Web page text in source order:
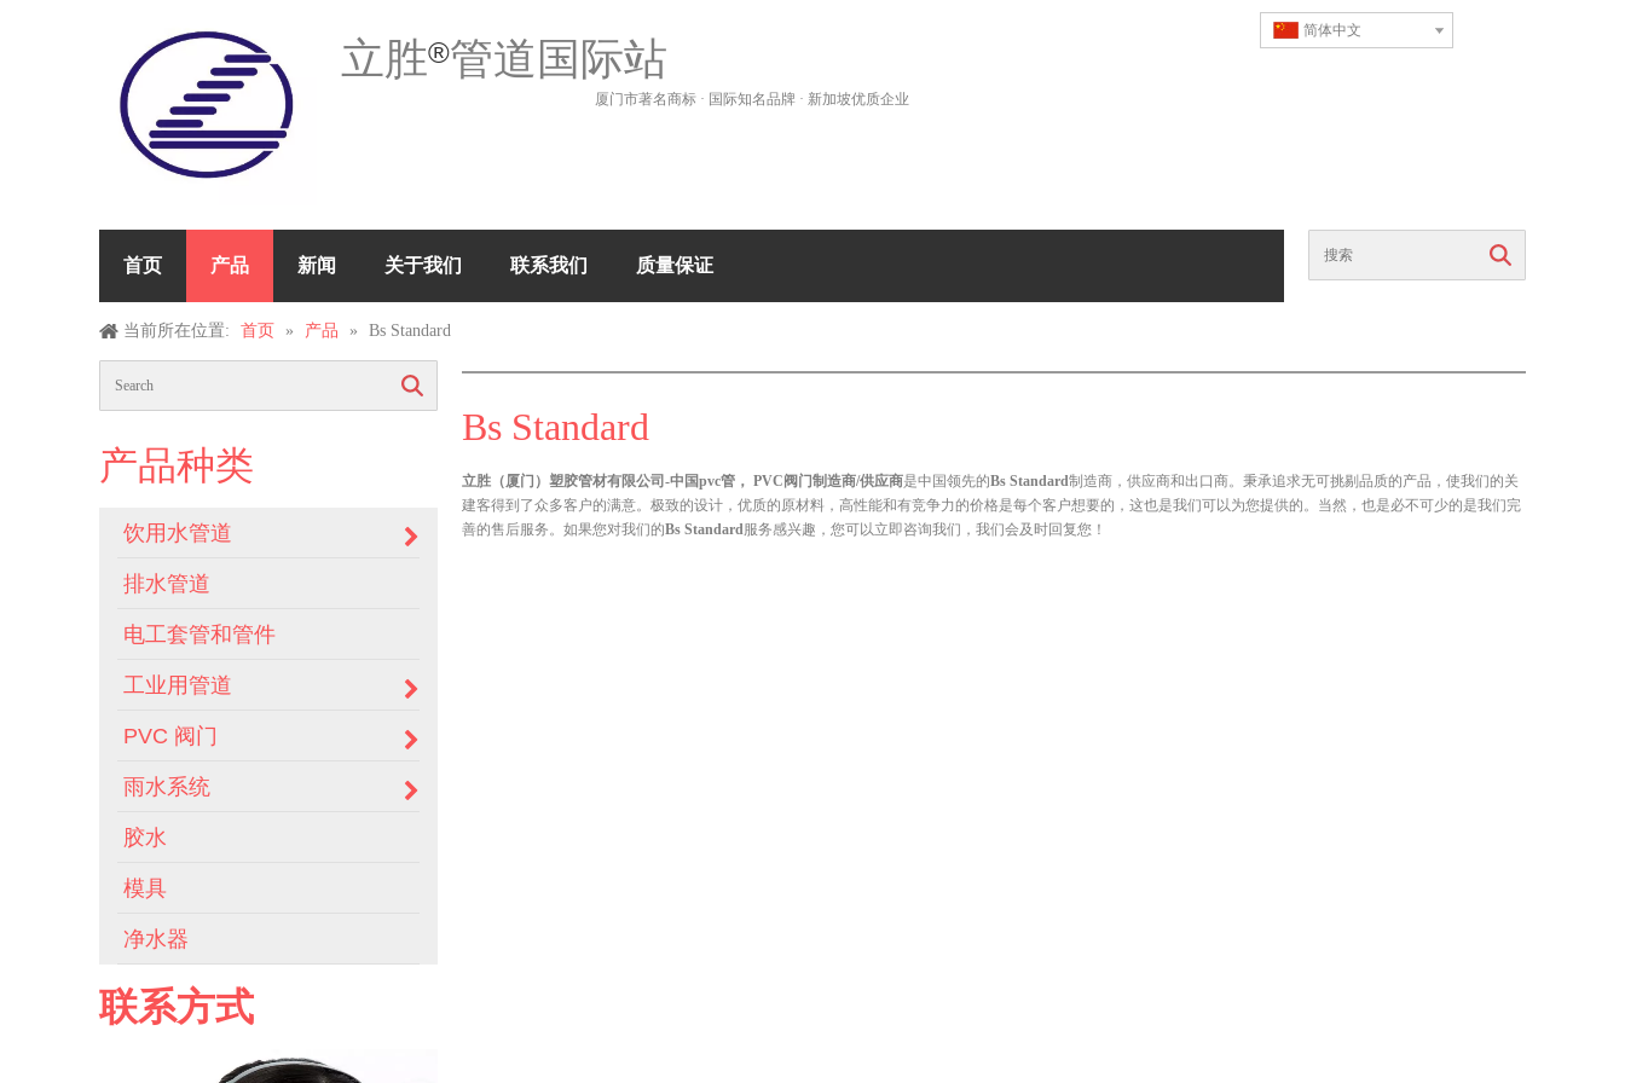
立胜®管道国际站
厦门市著名商标 · 国际知名品牌 · 新加坡优质企业
简体中文
首页 产品 新闻 关于我们 联系我们 质量保证
当前所在位置: 首页 » 产品 » Bs Standard
产品种类
饮用水管道
排水管道
电工套管和管件
工业用管道
PVC 阀门
雨水系统
胶水
模具
净水器
联系方式
Bs Standard
立胜（厦门）塑胶管材有限公司-中国pvc管， PVC阀门制造商/供应商是中国领先的Bs Standard制造商，供应商和出口商。秉承追求无可挑剔品质的产品，使我们的关
建客得到了众多客户的满意。极致的设计，优质的原材料，高性能和有竞争力的价格是每个客户想要的，这也是我们可以为您提供的。当然，也是必不可少的是我们完
善的售后服务。如果您对我们的Bs Standard服务感兴趣，您可以立即咨询我们，我们会及时回复您！